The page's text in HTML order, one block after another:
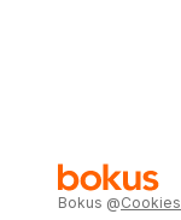
Bokus @Cookies